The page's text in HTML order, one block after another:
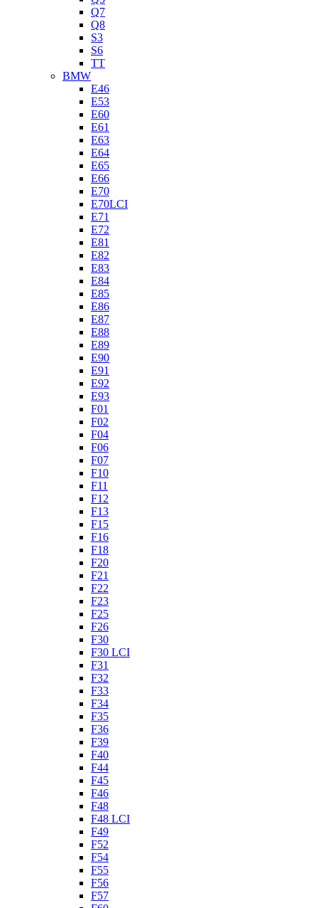
Q7
Q8
S3
S6
TT
BMW
E46
E53
E60
E61
E63
E64
E65
E66
E70
E70LCI
E71
E72
E81
E82
E83
E84
E85
E86
E87
E88
E89
E90
E91
E92
E93
F01
F02
F04
F06
F07
F10
F11
F12
F13
F15
F16
F18
F20
F21
F22
F23
F25
F26
F30
F30 LCI
F31
F32
F33
F34
F35
F36
F39
F40
F44
F45
F46
F48
F48 LCI
F49
F52
F54
F55
F56
F57